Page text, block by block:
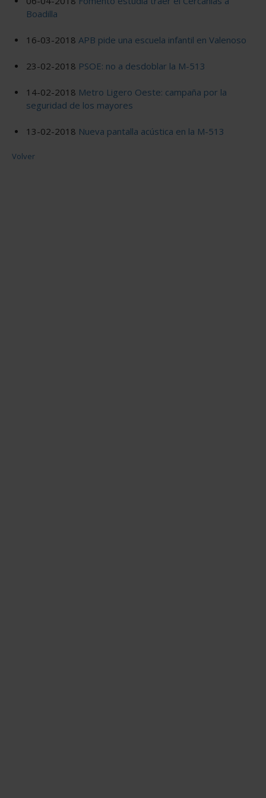
Boadilla
16-03-2018 APB pide una escuela infantil en Valenoso
23-02-2018 PSOE: no a desdoblar la M-513
14-02-2018 Metro Ligero Oeste: campaña por la
seguridad de los mayores
13-02-2018 Nueva pantalla acústica en la M-513
Volver